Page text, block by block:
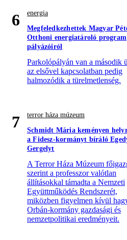
6
energia
Megfeledkezhettek Magyar
Otthoni energiatároló program
pályázóiról
Parkolópályán van a második
az elsővel kapcsolatban pedig
halmozódik a türelmetlenség.
7
terror háza múzeum
Schmidt Mária keményen
a Fidesz-kormányt bíráló
Gergelyt
A Terror Háza Múzeum
szerint a professzor valótlan
állításokkal támadta a Nemzeti
Együttműködés Rendszerét,
miközben figyelmen kívül
Orbán-kormány gazdasági és
nemzetpolitikai eredményeit.